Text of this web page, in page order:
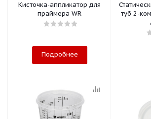
Кисточка-аппликатор для
праймера WR
Подробнее
туб 2-